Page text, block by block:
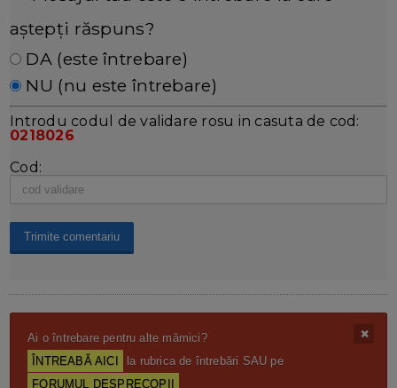
aștepți răspuns?
DA (este întrebare)
NU (nu este întrebare)
Introdu codul de validare rosu in casuta de cod:
0218026
Cod:
Ai o întrebare pentru alte mămici?
ÎNTREABĂ AICI
la rubrica de întrebări SAU pe
FORUMUL DESPRECOPII